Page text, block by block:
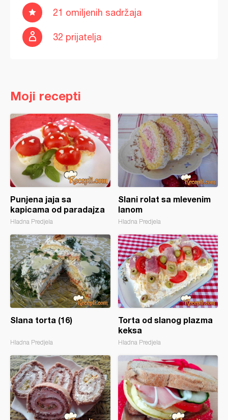
21 omiljenih sadržaja
32 prijatelja
Moji recepti
Punjena jaja sa
kapicama od paradajza
Hladna Predjela
Slani rolat sa mlevenim
lanom
Hladna Predjela
Slana torta (16)
Hladna Predjela
Torta od slanog plazma
keksa
Hladna Predjela